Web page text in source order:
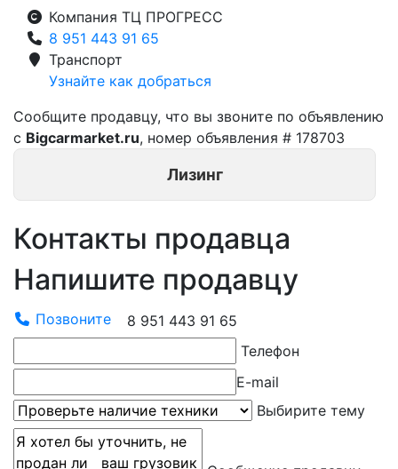
Компания ТЦ ПРОГРЕСС
8 951 443 91 65
Транспорт
Узнайте как добраться
Сообщите продавцу, что вы звоните по объявлению
с Bigcarmarket.ru, номер объявления # 178703
Лизинг
Контакты продавца
Напишите продавцу
Позвоните
8 951 443 91 65
Телефон
E-mail
Выбирите тему